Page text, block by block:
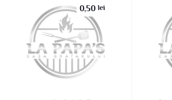
0,50lei